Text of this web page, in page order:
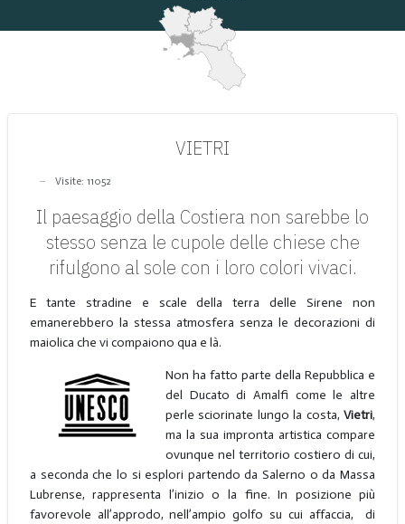
VIETRI
Visite: 11052
Il paesaggio della Costiera non sarebbe lo
stesso senza le cupole delle chiese che
rifulgono al sole con i loro colori vivaci.
E tante stradine e scale della terra delle Sirene non
emanerebbero la stessa atmosfera senza le decorazioni di
maiolica che vi compaiono qua e là.
Non ha fatto parte della Repubblica e
del Ducato di Amalfi come le altre
perle sciorinate lungo la costa,Vietri,
ma la sua impronta artistica compare
ovunque nel territorio costiero di cui,
a seconda che lo si esplori partendo da Salerno o da Massa
Lubrense, rappresenta l’inizio o la fine. In posizione più
favorevole all’approdo, nell’ampio golfo su cui affaccia, di